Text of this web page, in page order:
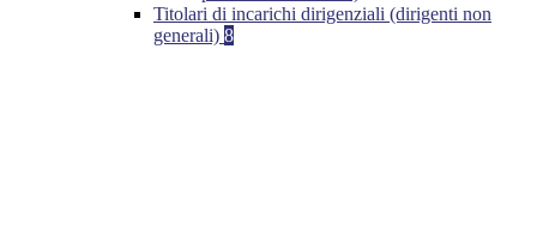
Titolari di incarichi dirigenziali (dirigenti non
generali) 8